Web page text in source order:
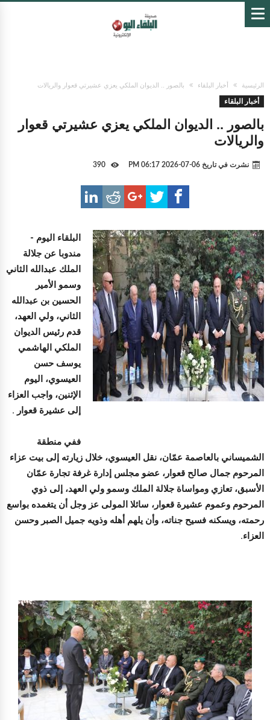
الرئيسية أخبار البلقاء بالصور .. الديوان الملكي يعزي عشيرتي قعوار والريالات
أخبار البلقاء
بالصور .. الديوان الملكي يعزي عشيرتي قعوار
والريالات
نشرت في تاريخ 06-07-2026 06:17 PM
البلقاء اليوم -
مندوبا عن جلالة
الملك عبدالله الثاني
وسمو الأمير
الحسين بن عبدالله
الثاني، ولي العهد،
قدم رئيس الديوان
الملكي الهاشمي
يوسف حسن
العيسوي، اليوم
الإثنين، واجب العزاء
إلى عشيرة قعوار .
ففي منطقة
الشميساني بالعاصمة عمّان، نقل العيسوي، خلال زيارته إلى بيت عزاء
المرحوم جمال صالح قعوار، عضو مجلس إدارة غرفة تجارة عمّان
الأسبق، تعازي ومواساة جلالة الملك وسمو ولي العهد، إلى ذوي
المرحوم وعموم عشيرة قعوار، سائلا المولى عز وجل أن يتغمده بواسع
رحمته، ويسكنه فسيح جناته، وأن يلهم أهله وذويه جميل الصبر وحسن
العزاء.